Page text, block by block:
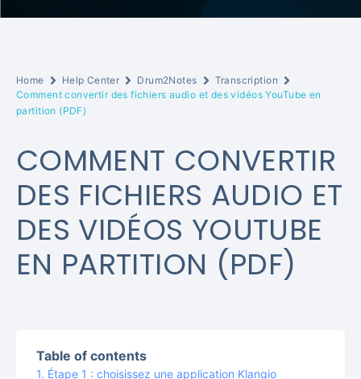
Home Help Center Drum2Notes
Transcription
Comment convertir des fichiers audio et des vidéos YouTube en
partition (PDF)
COMMENT CONVERTIR
DES FICHIERS AUDIO ET
DES VIDÉOS YOUTUBE
EN PARTITION (PDF)
Table of contents
Étape 1 : choisissez une application Klangio